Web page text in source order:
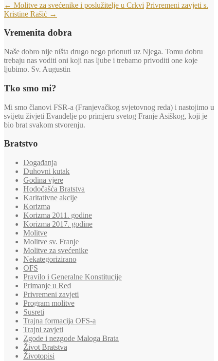
← Molitve za svećenike i poslužitelje u Crkvi Privremeni zavjeti s.
Kristine Rašić →
Vremenita dobra
Naše dobro nije ništa drugo nego prionuti uz Njega. Tomu dobru
trebaju nas voditi oni koji nas ljube i trebamo privoditi one koje
ljubimo. Sv. Augustin
Tko smo mi?
Mi smo članovi FSR-a (Franjevačkog svjetovnog reda) i nastojimo u
svijetu živjeti Evanđelje po primjeru svetog Franje Asiškog, koji je
bio brat svakom stvorenju.
Bratstvo
Događanja
Duhovni kutak
Godina vjere
Hodočašća Bratstva
Karitativne akcije
Korizma
Korizma 2011. godine
Korizma 2017. godine
Molitve
Molitve sv. Franje
Molitve za svećenike
Nekategorizirano
OFS
Pravilo i Generalne Konstitucije
Primanje u Red
Privremeni zavjeti
Program molitve
Susreti
Trajna formacija OFS-a
Trajni zavjeti
Zgode i nezgode Maloga Brata
Život Bratstva
Životopisi